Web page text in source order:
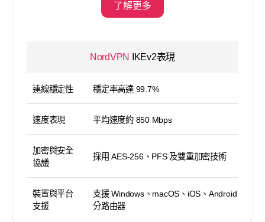
了解更多
NordVPN IKEv2表現
連線穩定性 穩定率高達 99.7%
速度表現 平均速度約 850 Mbps
加密與安全
協議
採用 AES-256、PFS 及雙重加密技術
裝置與平台
支援
支援 Windows、macOS、iOS、Android 及部
分路由器